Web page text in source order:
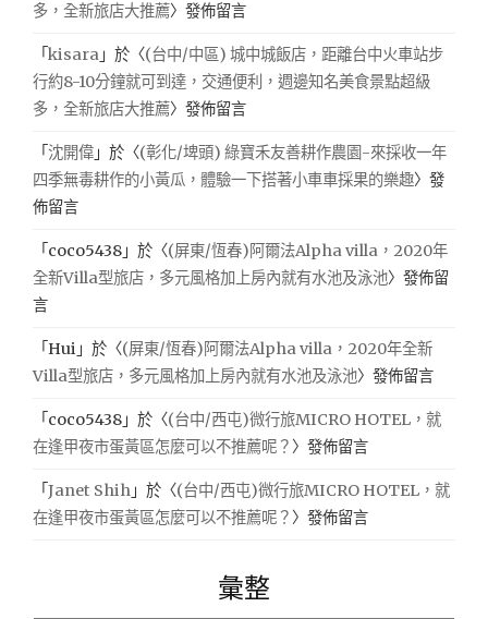
多，全新旅店大推薦〉發佈留言
「kisara 」於〈(台中/中區) 城中城飯店，距離台中火車站步
行約8-10分鐘就可到達，交通便利，週邊知名美食景點超級
多，全新旅店大推薦〉發佈留言
「沈開偉 」於〈(彰化/埤頭) 綠寶禾友善耕作農園-來採收一年
四季無毒耕作的小黃瓜，體驗一下搭著小車車採果的樂趣〉發
佈留言
「 coco5438 」於〈(屏東/恆春)阿爾法Alpha villa，2020年
全新Villa型旅店，多元風格加上房內就有水池及泳池〉發佈留
言
「Hui 」於〈(屏東/恆春)阿爾法Alpha villa，2020年全新
Villa型旅店，多元風格加上房內就有水池及泳池〉發佈留言
「 coco5438 」於〈(台中/西屯)微行旅MICRO HOTEL，就
在逢甲夜市蛋黃區怎麼可以不推薦呢？ 〉發佈留言
「Janet Shih 」於〈(台中/西屯)微行旅MICRO HOTEL，就
在逢甲夜市蛋黃區怎麼可以不推薦呢？ 〉發佈留言
彙整